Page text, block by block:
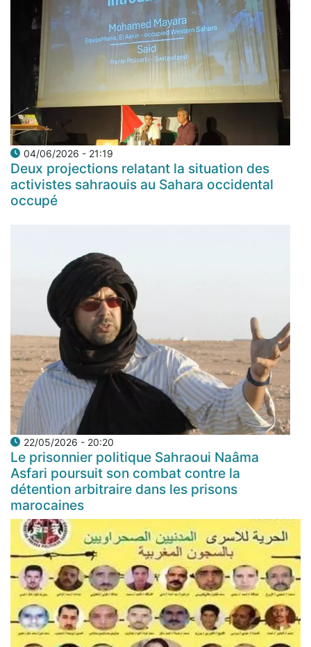
04/06/2026 - 21:19
Deux projections relatant la situation des
activistes sahraouis au Sahara occidental
occupé
22/05/2026 - 20:20
Le prisonnier politique Sahraoui Naâma
Asfari poursuit son combat contre la
détention arbitraire dans les prisons
marocaines